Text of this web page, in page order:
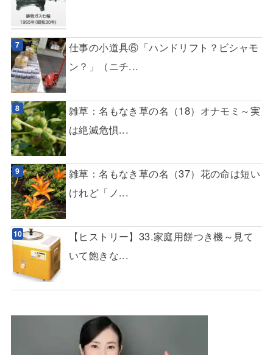
仕事の小道具⑥「ハンドリフト？ビシャモ
ン？」（ニチ...
雑草：名もなき草の名（18）オナモミ～実
は絶滅危惧...
雑草：名もなき草の名（37）花の命は短い
けれど「ノ...
【ヒストリー】33.家庭用餅つき機～見て
いて飽きな...